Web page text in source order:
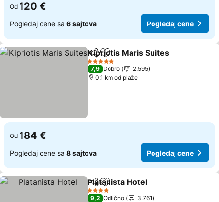
Od 120 €
Pogledaj cene sa 6 sajtova Pogledaj cene
Deli Dodati u favorite
Kipriotis Maris Suites
5 Zvezdice
7,9 Dobro
2.595
0.1 km od plaže
Od 184 €
Pogledaj cene sa 8 sajtova Pogledaj cene
Deli Dodati u favorite
Platanista Hotel
4 Zvezdice
9,2 Odlično
3.761